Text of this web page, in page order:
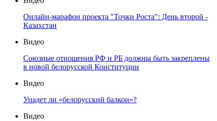
Онлайн-марафон проекта "Точки Роста": День второй -
Казахстан
Видео
Союзные отношения РФ и РБ должны быть закреплены
в новой белорусской Конституции
Видео
Упадет ли «белорусский балкон»?
Видео